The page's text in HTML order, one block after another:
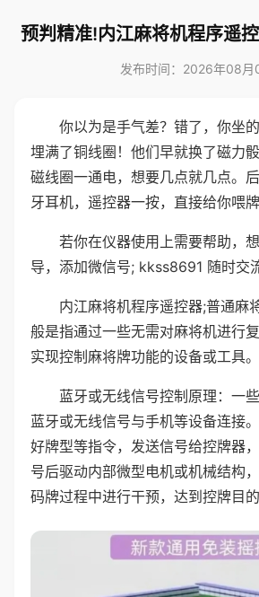
预判精准!内江麻将机程序遥
发布时间：2026年08月
你以为是手气差？错了，你坐
埋满了铜线圈！他们早就换了磁力
磁线圈一通电，想要几点就几点。
牙耳机，遥控器一按，直接给你喂牌
若你在仪器使用上需要帮助，
导，添加微信号; kkss8691 随时交
内江麻将机程序遥控器;普通麻
般是指通过一些无需对麻将机进行
实现控制麻将牌功能的设备或工具。
蓝牙或无线信号控制原理：一
蓝牙或无线信号与手机等设备连接
好牌型等指令，发送信号给控牌器
号后驱动内部微型电机或机械结构
码牌过程中进行干预，达到控牌目的